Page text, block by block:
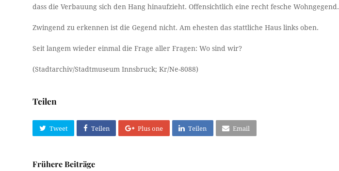
dass die Verbauung sich den Hang hinaufzieht. Offensichtlich eine recht fesche Wohngegend.
Zwingend zu erkennen ist die Gegend nicht. Am ehesten das stattliche Haus links oben.
Seit langem wieder einmal die Frage aller Fragen: Wo sind wir?
(Stadtarchiv/Stadtmuseum Innsbruck; Kr/Ne-8088)
Teilen
Tweet Teilen Plus one Teilen Email
Frühere Beiträge